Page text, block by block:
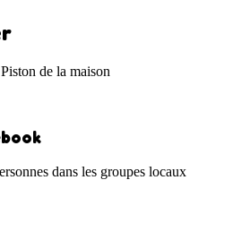
de la maison
dans les groupes locaux